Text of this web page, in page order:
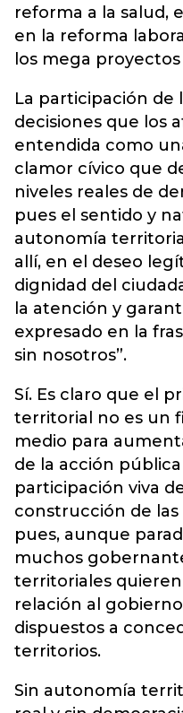
reforma a la salud,
en la reforma
los mega
La participación de
decisiones que los
entendida como
clamor cívico que
niveles reales de
pues el sentido y
autonomía
allí, en el deseo
dignidad del
la atención y
expresado en la
sin nosotros”.
Sí. Es claro que el
territorial no es un
medio para
de la acción
participación viva
construcción de las
pues, aunque
muchos
territoriales
relación al
dispuestos a
territorios.
Sin autonomía